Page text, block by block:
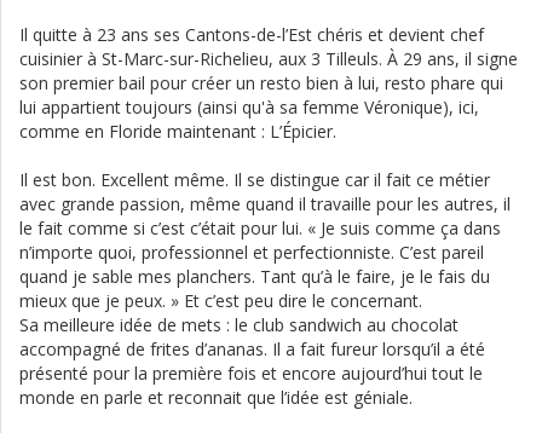
Il quitte à 23 ans ses Cantons-de-l’Est chéris et devient chef
cuisinier à St-Marc-sur-Richelieu, aux 3 Tilleuls. À 29 ans, il signe
son premier bail pour créer un resto bien à lui, resto phare qui
lui appartient toujours (ainsi qu'à sa femme Véronique), ici,
comme en Floride maintenant : L’Épicier.
Il est bon. Excellent même. Il se distingue car il fait ce métier
avec grande passion, même quand il travaille pour les autres, il
le fait comme si c’est c’était pour lui. « Je suis comme ça dans
n’importe quoi, professionnel et perfectionniste. C’est pareil
quand je sable mes planchers. Tant qu’à le faire, je le fais du
mieux que je peux. » Et c’est peu dire le concernant.
Sa meilleure idée de mets : le club sandwich au chocolat
accompagné de frites d’ananas. Il a fait fureur lorsqu’il a été
présenté pour la première fois et encore aujourd’hui tout le
monde en parle et reconnait que l’idée est géniale.